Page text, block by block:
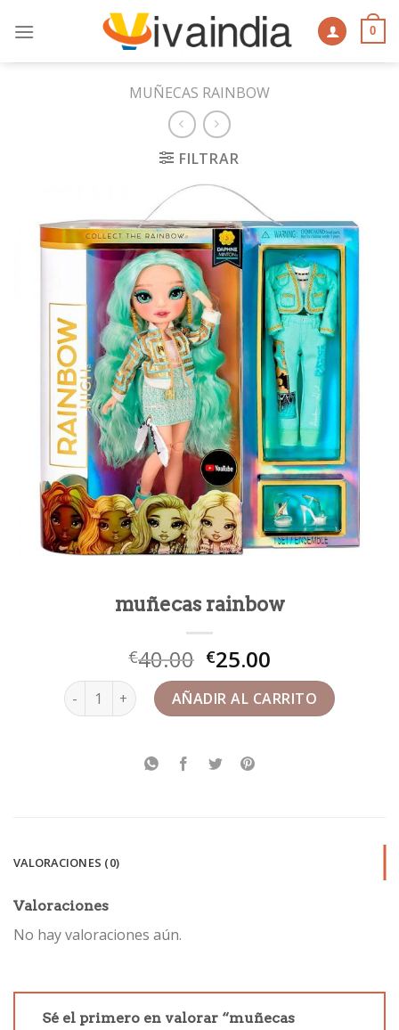
0
MUÑECAS RAINBOW
FILTRAR
muñecas rainbow
€40.00 €25.00
muñecas rainbow cantidadAÑADIR AL CARRITO
VALORACIONES (0)
Valoraciones
No hay valoraciones aún.
Sé el primero en valorar “muñecas